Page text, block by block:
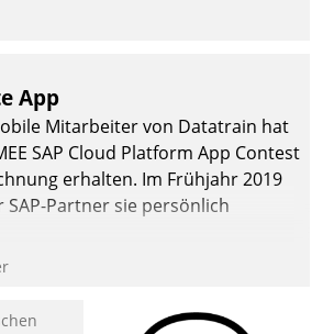
App
Mitarbeiter von Datatrain hat
SAP Cloud Platform App Contest
erhalten. Im Frühjahr 2019
Partner sie persönlich